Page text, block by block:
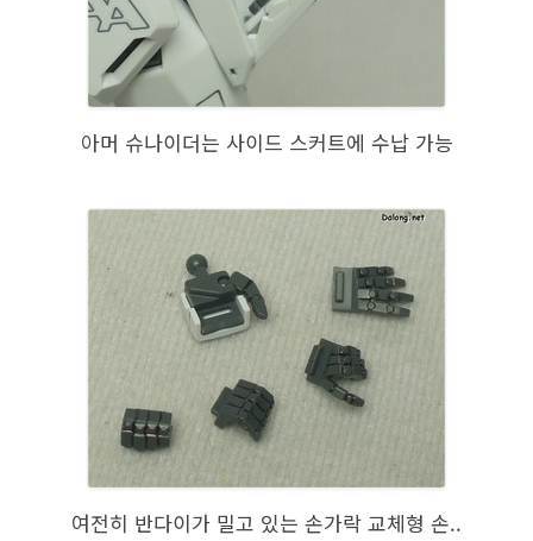
아머 슈나이더는 사이드 스커트에 수납 가능
여전히 반다이가 밀고 있는 손가락 교체형 손..